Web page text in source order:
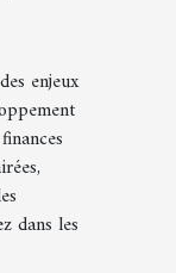
enjeux
dans les